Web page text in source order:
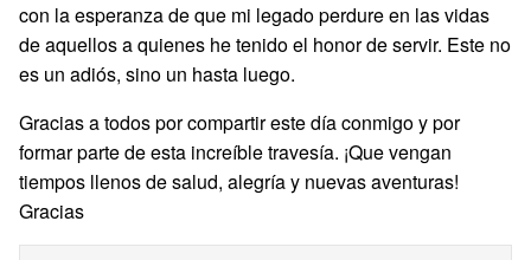
con la esperanza de que mi legado perdure en las vidas
de aquellos a quienes he tenido el honor de servir. Este no
es un adiós, sino un hasta luego.
Gracias a todos por compartir este día conmigo y por
formar parte de esta increíble travesía. ¡Que vengan
tiempos llenos de salud, alegría y nuevas aventuras!
Gracias